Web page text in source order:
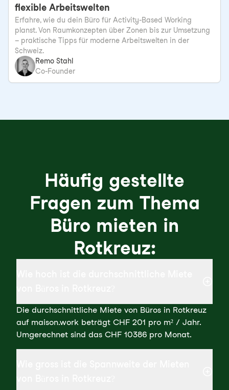
flexible Arbeitswelten
Erfahre, wie du dein Büro für Activity-Based Working
planst. Von Raumkonzepten über Zonen bis zur Umsetzung
– praktische Tipps für moderne Arbeitswelten in der
Schweiz.
Remo Stahl
Co-Founder
Häufig gestellte
Fragen zum Thema
Büro mieten in
Rotkreuz:
Die durchschnittliche Miete von Büros in Rotkreuz
auf maison.work beträgt CHF 201 pro m² / Jahr.
Umgerechnet sind das CHF 10386 pro Monat.